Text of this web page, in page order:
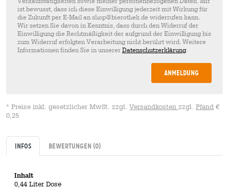
ist bewusst, dass ich diese Einwilligung jederzeit mit Wirkung für
die Zukunft per E-Mail an shop@bierothek.de widerrufen kann.
Wir setzen Sie davon in Kenntnis, dass durch den Widerruf der
Einwilligung die Rechtmäßigkeit der aufgrund der Einwilligung bis
zum Widerruf erfolgten Verarbeitung nicht berührt wird. Weitere
Informationen finden Sie in unserer Datenschutzerklärung.
Anmeldung
* Preise inkl. gesetzlicher MwSt. zzgl. Versandkosten zzgl. Pfand €
0,25
Infos Bewertungen (0)
Inhalt
0,44 Liter Dose